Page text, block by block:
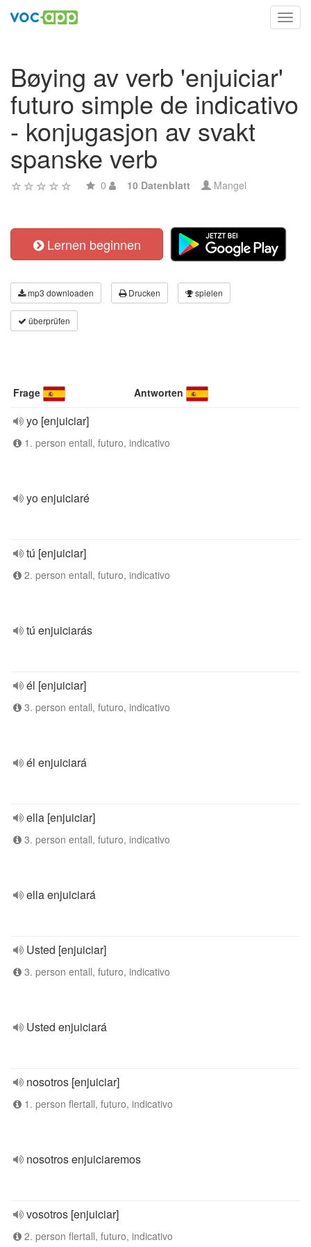
Bøying av verb 'enjuiciar'
futuro simple de indicativo
- konjugasjon av svakt
spanske verb
0 10 Datenblatt Mangel
Lernen beginnen
mp3 downloaden Drucken spielen
überprüfen
Frage Antworten
yo [enjuiciar]
1. person entall, futuro, indicativo
yo enjuiciaré
tú [enjuiciar]
2. person entall, futuro, indicativo
tú enjuiciarás
él [enjuiciar]
3. person entall, futuro, indicativo
él enjuiciará
ella [enjuiciar]
3. person entall, futuro, indicativo
ella enjuiciará
Usted [enjuiciar]
3. person entall, futuro, indicativo
Usted enjuiciará
nosotros [enjuiciar]
1. person flertall, futuro, indicativo
nosotros enjuiciaremos
vosotros [enjuiciar]
2. person flertall, futuro, indicativo